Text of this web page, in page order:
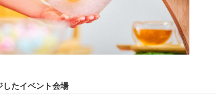
したイベント会場